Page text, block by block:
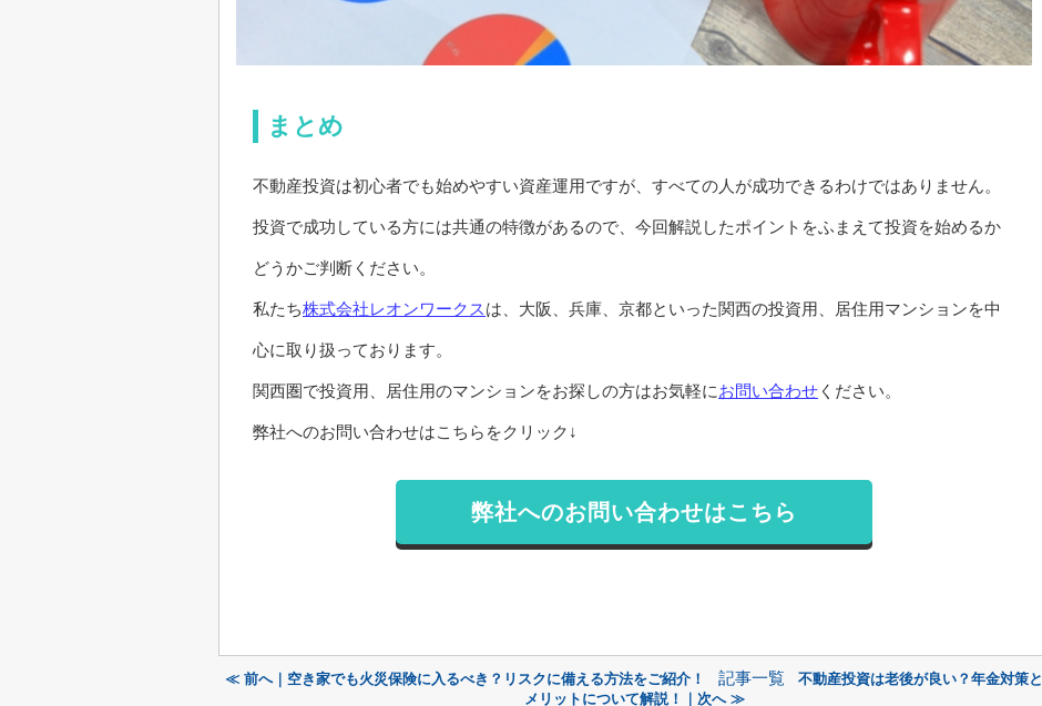
まとめ
不動産投資は初心者でも始めやすい資産運用ですが、すべての人が成功できるわけではありません。
投資で成功している方には共通の特徴があるので、今回解説したポイントをふまえて投資を始めるか
どうかご判断ください。
私たち株式会社レオンワークスは、大阪、兵庫、京都といった関西の投資用、居住用マンションを中
心に取り扱っております。
関西圏で投資用、居住用のマンションをお探しの方はお気軽にお問い合わせ ください。
弊社へのお問い合わせはこちらをクリック↓
弊社へのお問い合わせはこちら
≪ 前へ｜空き家でも火災保険に入るべき？リスクに備える方法をご紹介！ 記事一覧
不動産投資は老後が良い？年金対策と
メリットについて解説！｜次へ ≫